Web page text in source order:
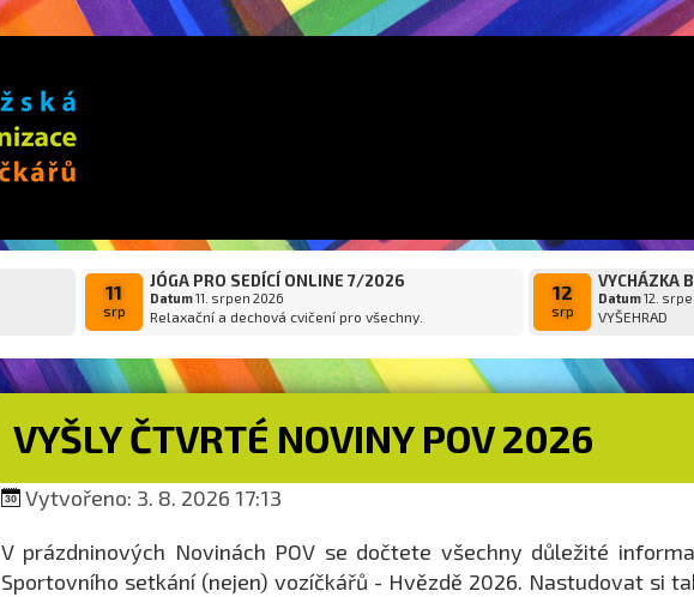
11
srp
JÓGA PRO SEDÍCÍ ONLINE 7/2026
Datum11. srpen 2026
Relaxační a dechová cvičení pro všechny.
12
srp
VYCHÁZKA
Datum12.
VYŠEHRAD
VYŠLY ČTVRTÉ NOVINY POV 2026
Vytvořeno: 3. 8. 2026 17:13
V prázdninových Novinách POV se dočtete všechny důležité
Sportovního setkání (nejen) vozíčkářů - Hvězdě 2026. Nastudovat si